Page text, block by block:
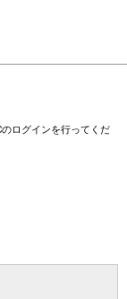
ログインを行ってくだ